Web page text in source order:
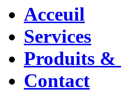
Acceuil
Services
Produits &
Contact